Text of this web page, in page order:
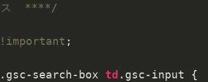
ス  ****/
!important ;
.gsc-search-box td .gsc-input {